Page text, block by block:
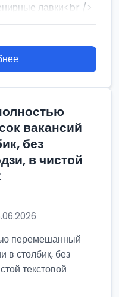
лавки<br />
вакансий
без
в чистой
перемешанный
в столбик, без
текстовой